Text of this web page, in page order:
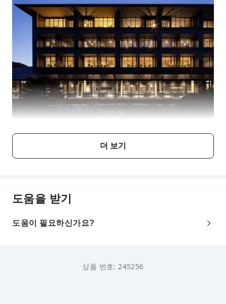
더 보기
도움을 받기
도움이 필요하신가요?
상품 번호: 245256